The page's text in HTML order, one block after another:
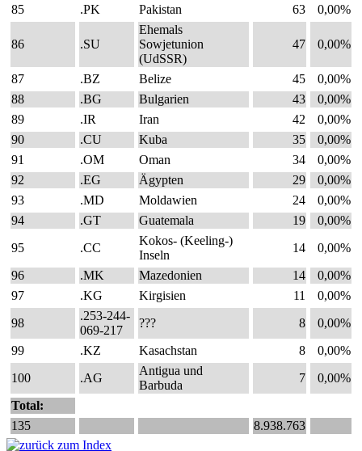
85 .PK Pakistan 63 0,00%
86 .SU
Ehemals
Sowjetunion
(UdSSR)
47 0,00%
87 .BZ Belize 45
0,00%
88
.BG Bulgarien 43
0,00%
89
.IR Iran 42
0,00%
90
.CU Kuba 35
0,00%
91
.OM Oman 34
0,00%
92
.EG Ägypten 29
0,00%
93
.MD Moldawien 24
0,00%
94
.GT Guatemala 19
0,00%
95
.CC
Kokos- (Keeling-)
Inseln
14
0,00%
96
.MK Mazedonien 14
0,00%
97
.KG Kirgisien 11
0,00%
98
.253-244-
069-217
??? 8
0,00%
99
.KZ Kasachstan 8
0,00%
100
.AG
Antigua und
Barbuda
7
0,00%
Total:
135
8.938.763